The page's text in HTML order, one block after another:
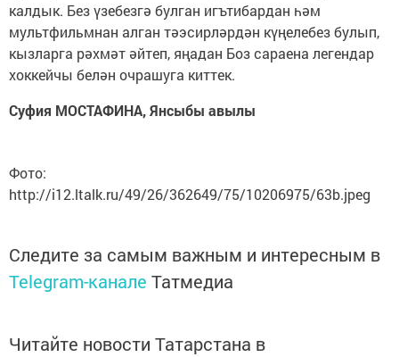
калдык. Без үзебезгә булган игътибардан һәм
мультфильмнан алган тәэсирләрдән күңелебез булып,
кызларга рәхмәт әйтеп, яңадан Боз сараена легендар
хоккейчы белән очрашуга киттек.
Суфия МОСТАФИНА, Янсыбы авылы
Фото:
http://i12.ltalk.ru/49/26/362649/75/10206975/63b.jpeg
Следите за самым важным и интересным в
Telegram-канале Татмедиа
Читайте новости Татарстана в